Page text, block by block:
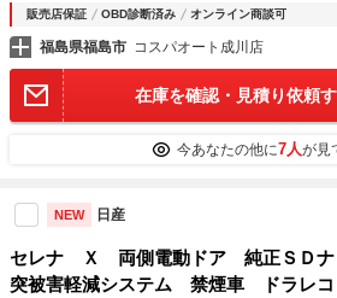
販売店保証 OBD診断済み オンライン商談可
福島県福島市 コスパオート成川店
在庫を確認・見積り依頼
今あなたの他に7人が見
NEW 日産
セレナ Ｘ 両側電動ドア 純正ＳＤ
突被害軽減システム 禁煙車 ドラレ